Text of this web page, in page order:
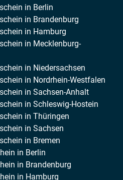
in Berlin
in Brandenburg
in Hamburg
in Mecklenburg-
in Niedersachsen
in Nordrhein-Westfalen
in Sachsen-Anhalt
in Schleswig-Hostein
in Thüringen
in Sachsen
in Bremen
in Berlin
in Brandenburg
in Hamburg